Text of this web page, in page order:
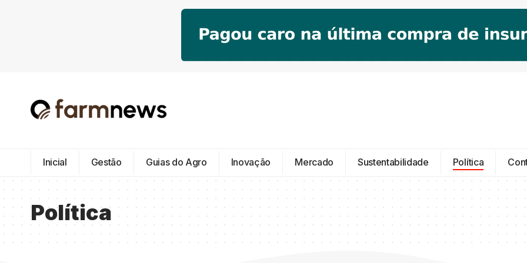
Inicial Gestão Guias do Agro Inovação Mercado Sustentabilidade Política
Política